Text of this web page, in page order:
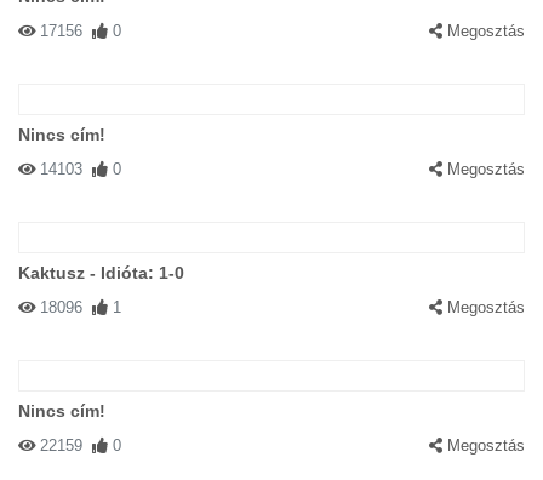
17156 0 Megosztás
Nincs cím!
14103 0 Megosztás
Kaktusz - Idióta: 1-0
18096 1 Megosztás
Nincs cím!
22159 0 Megosztás